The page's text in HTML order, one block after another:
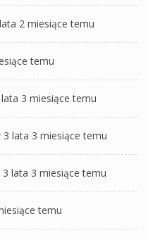
2 miesiące temu
temu
3 miesiące temu
3 lata 3 miesiące temu
3 lata 3 miesiące temu
temu